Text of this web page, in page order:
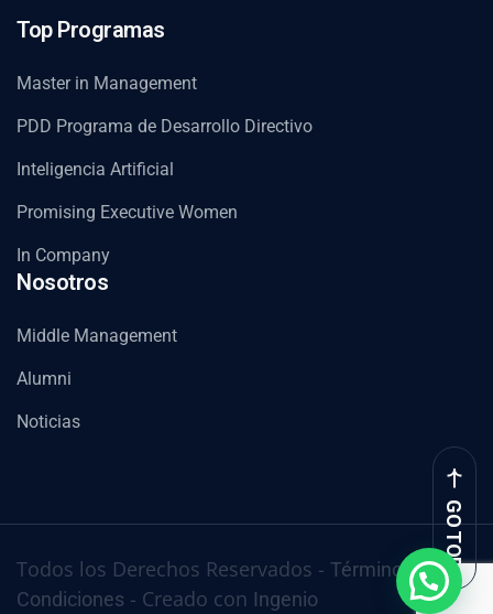
Top Programas
Master in Management
PDD Programa de Desarrollo Directivo
Inteligencia Artificial
Promising Executive Women
In Company
Nosotros
Middle Management
Alumni
Noticias
Todos los Derechos Reservados - Términos y
Condiciones - Creado con Ingenio
GO TOP